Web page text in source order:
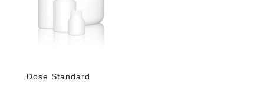
Dose Standard